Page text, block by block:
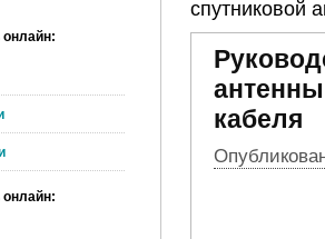
онлайн:
онлайн:
спутниковой
кабеля